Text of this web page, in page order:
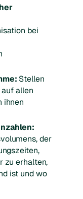
bei
Stellen
allen
ihnen
der
zu erhalten,
ist und wo